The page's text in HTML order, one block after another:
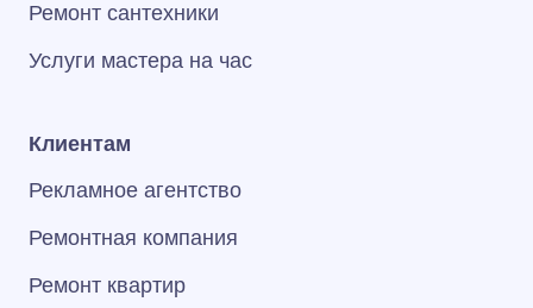
Ремонт сантехники
Услуги мастера на час
Клиентам
Рекламное агентство
Ремонтная компания
Ремонт квартир